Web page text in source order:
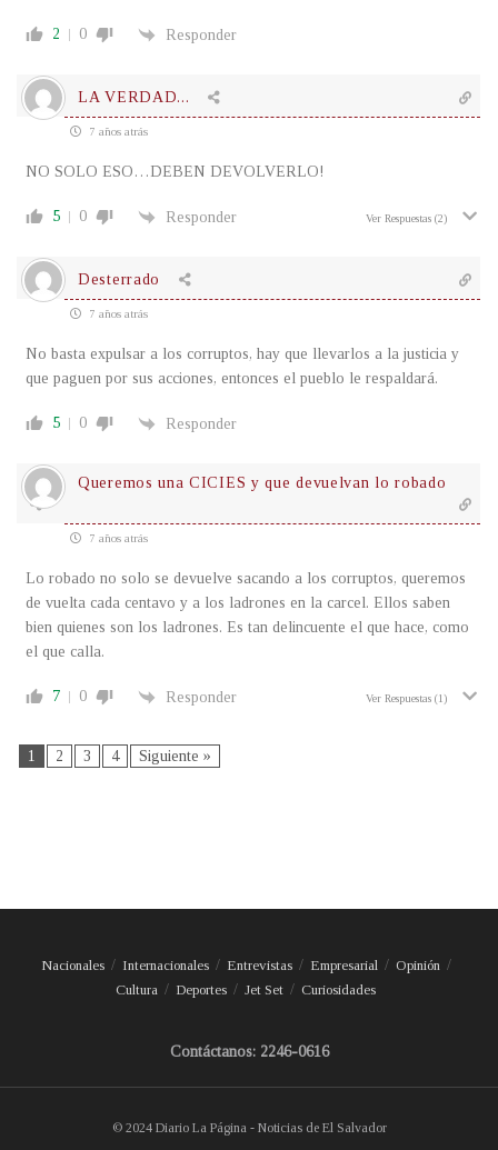
2 0 Responder
LA VERDAD...
7 años atrás
NO SOLO ESO…DEBEN DEVOLVERLO!
5 0 Responder Ver Respuestas (2)
Desterrado
7 años atrás
No basta expulsar a los corruptos, hay que llevarlos a la justicia y
que paguen por sus acciones, entonces el pueblo le respaldará.
5 0 Responder
Queremos una CICIES y que devuelvan lo robado
7 años atrás
Lo robado no solo se devuelve sacando a los corruptos, queremos
de vuelta cada centavo y a los ladrones en la carcel. Ellos saben
bien quienes son los ladrones. Es tan delincuente el que hace, como
el que calla.
7 0 Responder Ver Respuestas (1)
1 2 3 4 Siguiente »
Nacionales Internacionales Entrevistas Empresarial
Opinión
Cultura
Deportes Jet Set Curiosidades
Contáctanos: 2246-0616
© 2024 Diario La Página - Noticias de El Salvador